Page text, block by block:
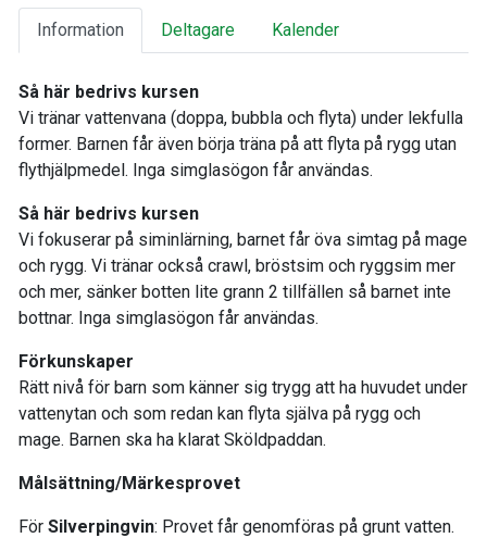
Information Deltagare Kalender
Så här bedrivs kursen
Vi tränar vattenvana (doppa, bubbla och flyta) under lekfulla
former. Barnen får även börja träna på att flyta på rygg utan
flythjälpmedel. Inga simglasögon får användas.
Så här bedrivs kursen
Vi fokuserar på siminlärning, barnet får öva simtag på mage
och rygg. Vi tränar också crawl, bröstsim och ryggsim mer
och mer, sänker botten lite grann 2 tillfällen så barnet inte
bottnar. Inga simglasögon får användas.
Förkunskaper
Rätt nivå för barn som känner sig trygg att ha huvudet under
vattenytan och som redan kan flyta själva på rygg och
mage. Barnen ska ha klarat Sköldpaddan.
Målsättning/Märkesprovet
För Silverpingvin: Provet får genomföras på grunt vatten.